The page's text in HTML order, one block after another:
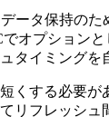
ータ保持のた
オプション
タイミングを
くする必要が
リフレッシュ